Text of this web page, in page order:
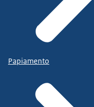
Papiamento